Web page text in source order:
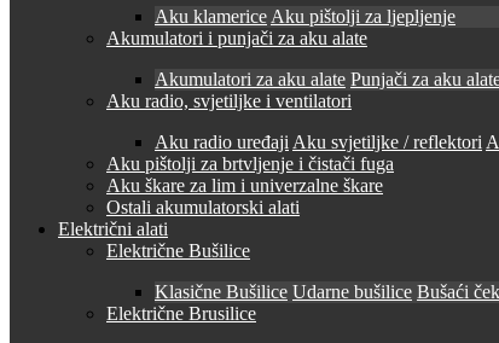
Aku klamerice Aku pištolji za ljepljenje
Akumulatori i punjači za aku alate
Akumulatori za aku alate Punjači za aku
Aku radio, svjetiljke i ventilatori
Aku radio uređaji Aku svjetiljke / reflektori
Aku pištolji za brtvljenje i čistači fuga
Aku škare za lim i univerzalne škare
Ostali akumulatorski alati
Električni alati
Električne Bušilice
Klasične Bušilice Udarne bušilice Bušaći
Električne Brusilice